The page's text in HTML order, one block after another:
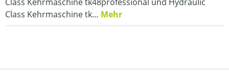
Class Kehrmaschine tk… Mehr